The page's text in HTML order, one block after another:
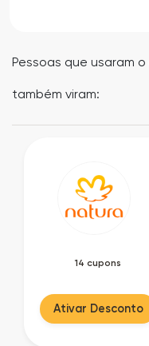
Pessoas que usaram
também viram:
14 cupons
Ativar Desconto